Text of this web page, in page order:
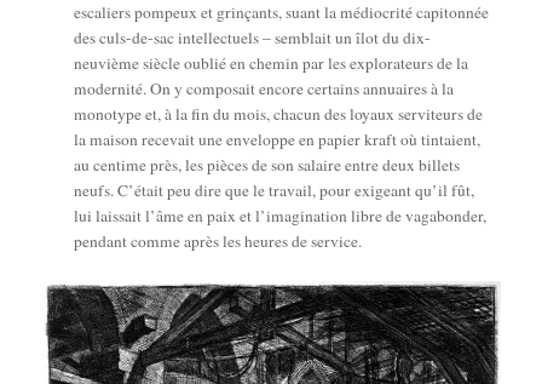
esca­liers pom­peux et grin­çants, suant la médio­cri­té capi­ton­née
des culs-de-sac intel­lec­tuels – sem­blait un îlot du dix-
neu­vième siècle oublié en che­min par les explo­ra­teurs de la
moder­ni­té. On y com­po­sait encore cer­tains annuaires à la
mono­type et, à la fin du mois, cha­cun des loyaux ser­vi­teurs de
la mai­son rece­vait une enve­loppe en papier kraft où tin­taient,
au cen­time près, les pièces de son salaire entre deux billets
neufs. C’é­tait peu dire que le tra­vail, pour exi­geant qu’il fût,
lui lais­sait l’âme en paix et l’i­ma­gi­na­tion libre de vaga­bon­der,
pen­dant comme après les heures de service.